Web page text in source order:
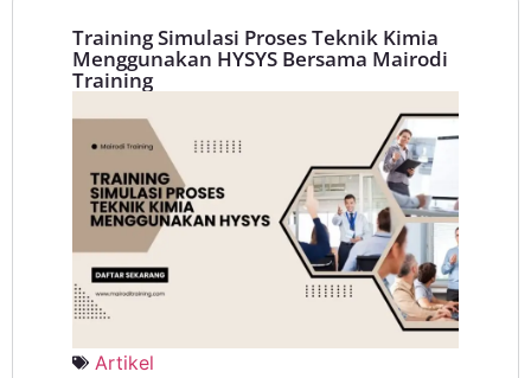
Training Simulasi Proses Teknik Kimia
Menggunakan HYSYS Bersama Mairodi
Training
Artikel